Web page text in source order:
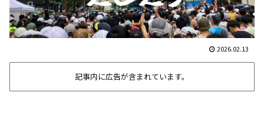
2026.02.13
記事内に広告が含まれています。